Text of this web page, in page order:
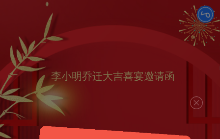
李小明乔迁大吉喜宴邀请函